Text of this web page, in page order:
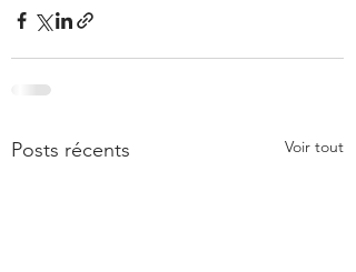
Posts récents Voir tout